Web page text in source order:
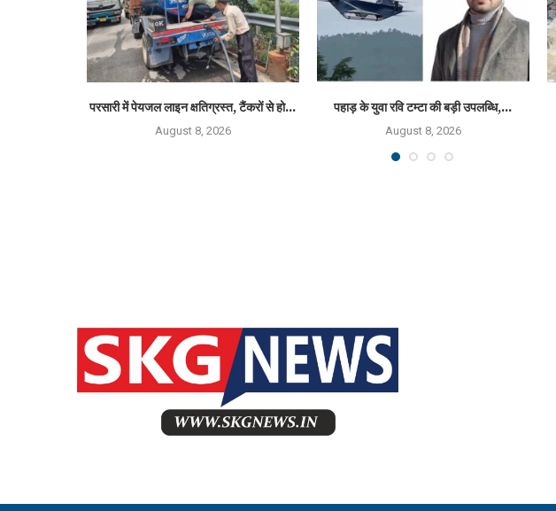
परसारी में पेयजल लाइन क्षतिग्रस्त, टैंकरों से हो...
August 8, 2026
पहाड़ के युवा रवि टम्टा की बड़ी उपलब्धि,...
August 8, 2026